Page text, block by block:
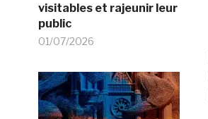
visitables et rajeunir leur
public
01/07/2026